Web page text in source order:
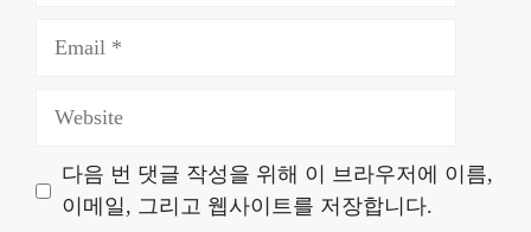
다음 번 댓글 작성을 위해 이 브라우저에 이름,
이메일, 그리고 웹사이트를 저장합니다.